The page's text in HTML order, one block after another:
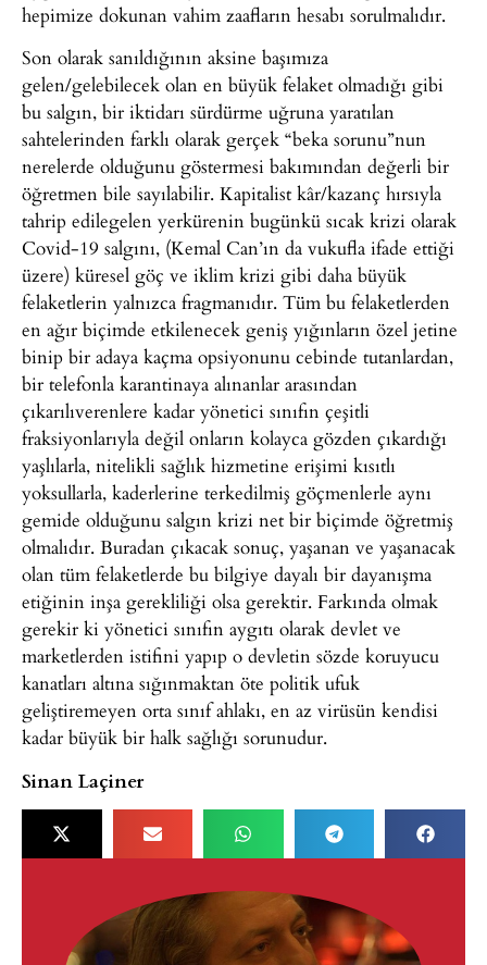
hepimize dokunan vahim zaafların hesabı sorulmalıdır.
Son olarak sanıldığının aksine başımıza
gelen/gelebilecek olan en büyük felaket olmadığı gibi
bu salgın, bir iktidarı sürdürme uğruna yaratılan
sahtelerinden farklı olarak gerçek “beka sorunu”nun
nerelerde olduğunu göstermesi bakımından değerli bir
öğretmen bile sayılabilir. Kapitalist kâr/kazanç hırsıyla
tahrip edilegelen yerkürenin bugünkü sıcak krizi olarak
Covid-19 salgını, (Kemal Can’ın da vukufla ifade ettiği
üzere) küresel göç ve iklim krizi gibi daha büyük
felaketlerin yalnızca fragmanıdır. Tüm bu felaketlerden
en ağır biçimde etkilenecek geniş yığınların özel jetine
binip bir adaya kaçma opsiyonunu cebinde tutanlardan,
bir telefonla karantinaya alınanlar arasından
çıkarılıverenlere kadar yönetici sınıfın çeşitli
fraksiyonlarıyla değil onların kolayca gözden çıkardığı
yaşlılarla, nitelikli sağlık hizmetine erişimi kısıtlı
yoksullarla, kaderlerine terkedilmiş göçmenlerle aynı
gemide olduğunu salgın krizi net bir biçimde öğretmiş
olmalıdır. Buradan çıkacak sonuç, yaşanan ve yaşanacak
olan tüm felaketlerde bu bilgiye dayalı bir dayanışma
etiğinin inşa gerekliliği olsa gerektir. Farkında olmak
gerekir ki yönetici sınıfın aygıtı olarak devlet ve
marketlerden istifini yapıp o devletin sözde koruyucu
kanatları altına sığınmaktan öte politik ufuk
geliştiremeyen orta sınıf ahlakı, en az virüsün kendisi
kadar büyük bir halk sağlığı sorunudur.
Sinan Laçiner